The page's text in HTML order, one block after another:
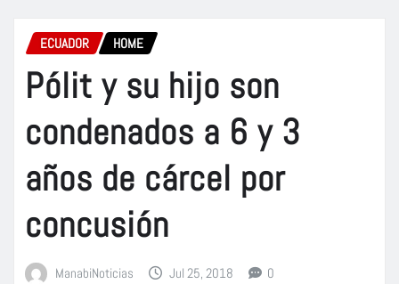
ECUADOR HOME
Pólit y su hijo son
condenados a 6 y 3
años de cárcel por
concusión
ManabiNoticias Jul 25, 2018 0